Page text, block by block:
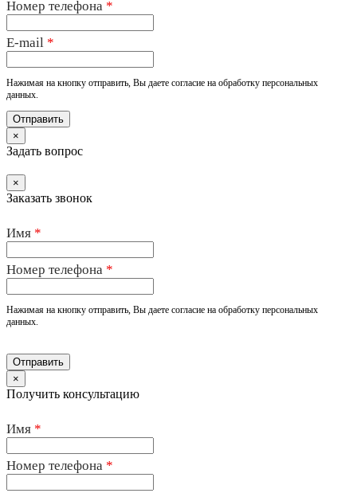
Номер телефона *
E-mail *
Нажимая на кнопку отправить, Вы даете согласие на обработку персональных
данных.
×
Задать вопрос
×
Заказать звонок
Имя *
Номер телефона *
Нажимая на кнопку отправить, Вы даете согласие на обработку персональных
данных.
×
Получить консультацию
Имя *
Номер телефона *